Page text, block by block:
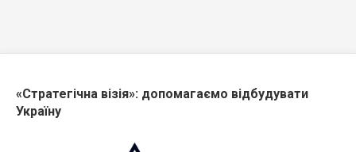
«Стратегічна візія»: допомагаємо відбудувати
Україну